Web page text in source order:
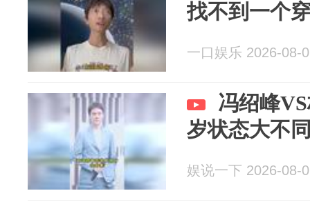
找不到一个
一口娱乐 2026-08-
冯绍峰
岁状态大不
娱说一下 2026-08-